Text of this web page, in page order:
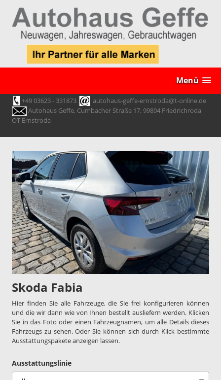
Menü
+49 03623 - 331873
autohaus-geffe-ernstroda@t-online.de
Autohaus Geffe, Cumbacher Straße 17, 99894 Friedrichroda
OT Ernstroda
Skoda Fabia
Hier finden Sie alle Fahrzeuge, die Sie frei konfigurieren können
und die wir dann wie von Ihnen bestellt ausliefern werden. Klicken
Sie in das Foto oder einen Fahrzeugnamen, um alle Details dieses
Fahrzeugs zu sehen. Oder Sie können sich durch Klick bestimmte
Ausstattungspakete anzeigen lassen.
Ausstattungslinie